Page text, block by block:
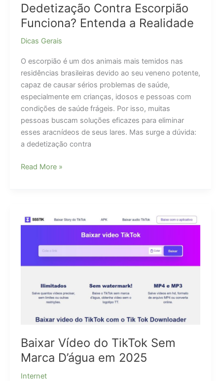
Dedetização Contra Escorpião
Funciona? Entenda a Realidade
Dicas Gerais
O escorpião é um dos animais mais temidos nas
residências brasileiras devido ao seu veneno potente,
capaz de causar sérios problemas de saúde,
especialmente em crianças, idosos e pessoas com
condições de saúde frágeis. Por isso, muitas
pessoas buscam soluções eficazes para eliminar
esses aracnídeos de seus lares. Mas surge a dúvida:
a dedetização contra
Dedetização
a
Read More »
Baixar Vídeo do TikTok Sem
Marca D’água em 2025
Internet